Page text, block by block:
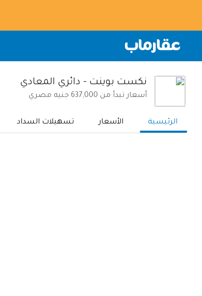
نكست بوينت - دائري المعادي
أسعار تبدأ من 637,000 جنيه مصري
الرئيسية الأسعار تسهيلات السداد